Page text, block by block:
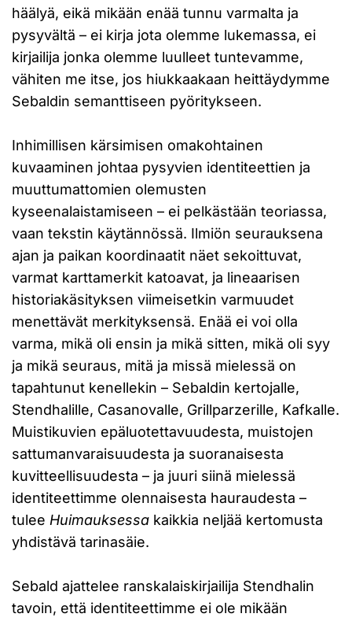
häälyä, eikä mikään enää tunnu varmalta ja
pysyvältä – ei kirja jota olemme lukemassa, ei
kirjailija jonka olemme luulleet tuntevamme,
vähiten me itse, jos hiukkaakaan heittäydymme
Sebaldin semanttiseen pyöritykseen.
Inhimillisen kärsimisen omakohtainen
kuvaaminen johtaa pysyvien identiteettien ja
muuttumattomien olemusten
kyseenalaistamiseen – ei pelkästään teoriassa,
vaan tekstin käytännössä. Ilmiön seurauksena
ajan ja paikan koordinaatit näet sekoittuvat,
varmat karttamerkit katoavat, ja lineaarisen
historiakäsityksen viimeisetkin varmuudet
menettävät merkityksensä. Enää ei voi olla
varma, mikä oli ensin ja mikä sitten, mikä oli syy
ja mikä seuraus, mitä ja missä mielessä on
tapahtunut kenellekin – Sebaldin kertojalle,
Stendhalille, Casanovalle, Grillparzerille, Kafkalle.
Muistikuvien epäluotettavuudesta, muistojen
sattumanvaraisuudesta ja suoranaisesta
kuvitteellisuudesta – ja juuri siinä mielessä
identiteettimme olennaisesta hauraudesta –
tulee Huimauksessa kaikkia neljää kertomusta
yhdistävä tarinasäie.
Sebald ajattelee ranskalaiskirjailija Stendhalin
tavoin, että identiteettimme ei ole mikään